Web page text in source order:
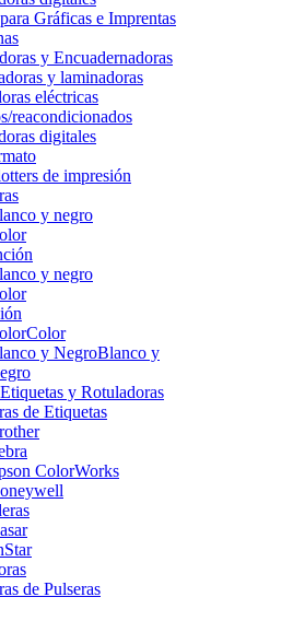
Gráficas e Imprentas
y Encuadernadoras
y laminadoras
eléctricas
reacondicionados
digitales
de impresión
y negro
y negro
Color
y NegroBlanco y
y Rotuladoras
de Etiquetas
ColorWorks
de Pulseras